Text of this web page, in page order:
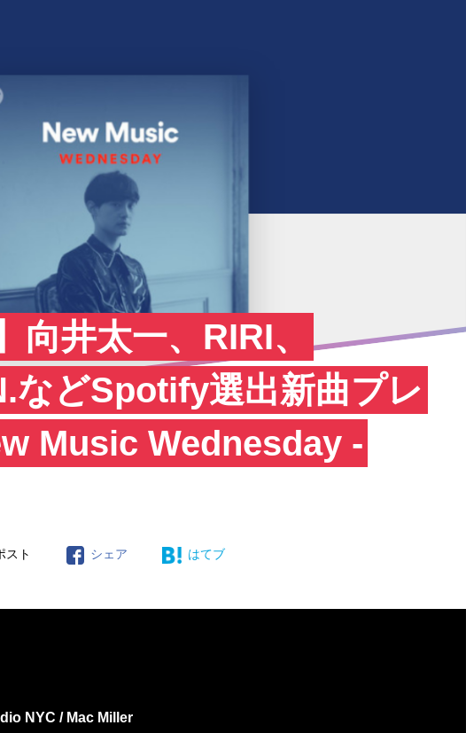
向井太一、RIRI、
などSpotify選出新曲プレ
Music Wednesday -
スト シェア はてブ
NYC / Mac Miller